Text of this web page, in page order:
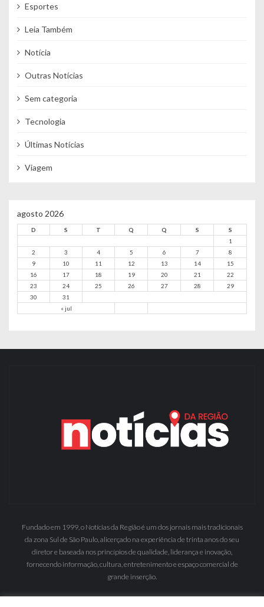
Esportes
Leia Também
Notícia
Outras Notícias
Sem categoria
Tecnologia
Últimas Notícias
Viagem
agosto 2026
D S T Q Q S S
« jul
1
2
3 4 5 6 7
8
9
10 11 12 13 14
15
16
17 18 19 20 21
22
23
24 25 26 27 28
29
30
31
Fundado em 1999, o Notícias da Região é um dos jornais mais tradicionais
da zona Sul de São Paulo, alicerçado na experiência de trinta anos do seu
diretor e baseada nos princípios de qualidade, liderança e inovação,
fornecendo informação, cultura, entretenimento e espaço comercial de
grande inserção.